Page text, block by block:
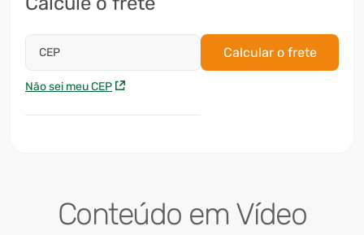
CEP
Não sei meu CEP
Calcular o frete
Conteúdo em Vídeo